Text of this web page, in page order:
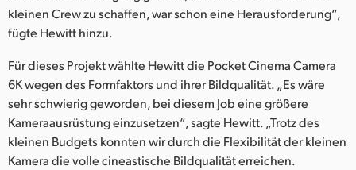
kleinen Crew zu schaffen, war schon eine Herausforderung“,
fügte Hewitt hinzu.
Für dieses Projekt wählte Hewitt die Pocket Cinema Camera
6K wegen des Formfaktors und ihrer Bildqualität. „Es wäre
sehr schwierig geworden, bei diesem Job eine größere
Kameraausrüstung einzusetzen“, sagte Hewitt. „Trotz des
kleinen Budgets konnten wir durch die Flexibilität der kleinen
Kamera die volle cineastische Bildqualität erreichen.